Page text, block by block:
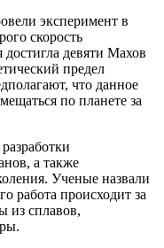
эксперимент в
скорость
девяти Махов
предел
что данное
по планете за
а также
Ученые назвали
работа происходит за
из сплавов,